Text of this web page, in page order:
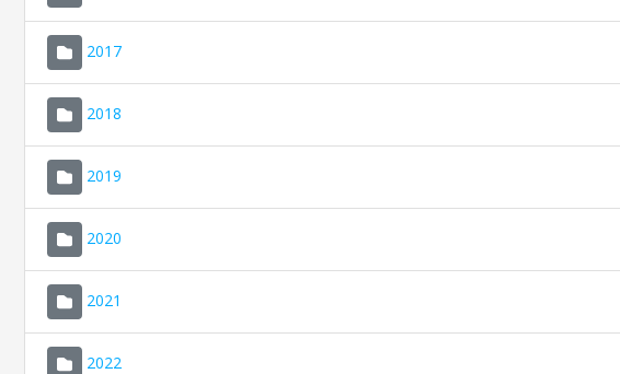
2017
2018
2019
2020
2021
2022